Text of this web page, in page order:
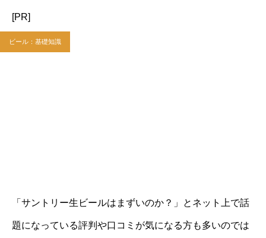
[PR]
ビール：基礎知識
「サントリー生ビールはまずいのか？」とネット上で話
題になっている評判や口コミが気になる方も多いのでは